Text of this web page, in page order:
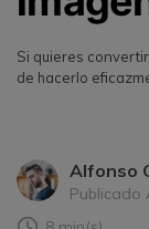
Si quieres
de hacerlo
Alfonso
Publicado